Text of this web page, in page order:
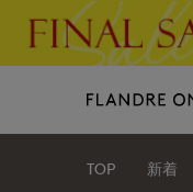
TOP 新着